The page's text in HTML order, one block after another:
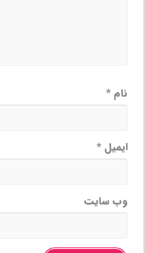
نام*
ایمیل*
وب‌ سایت